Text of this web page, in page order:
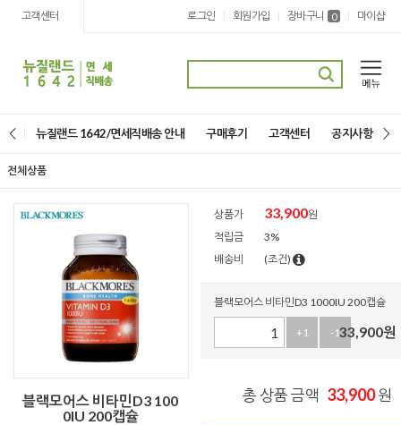
고객센터 로그인 | 회원가입 | 장바구니 0 | 마이샵
뉴질랜드 1642/면세직배송 안내 구매후기 고객센터 공지사항
전체상품
블랙모어스 비타민D3 100
0IU 200캡슐
상품가 33,900원
적립금
3%
배송비
(조건)
블랙모어스 비타민D3 1000IU 200캡슐
+1 -133,900원
총 상품 금액 33,900원